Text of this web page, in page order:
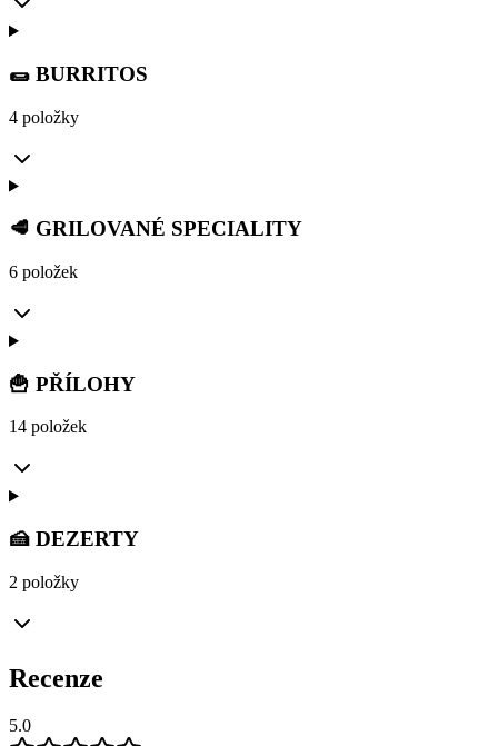
🌯 BURRITOS
4 položky
🥩 GRILOVANÉ SPECIALITY
6 položek
🍟 PŘÍLOHY
14 položek
🍰 DEZERTY
2 položky
Recenze
5.0